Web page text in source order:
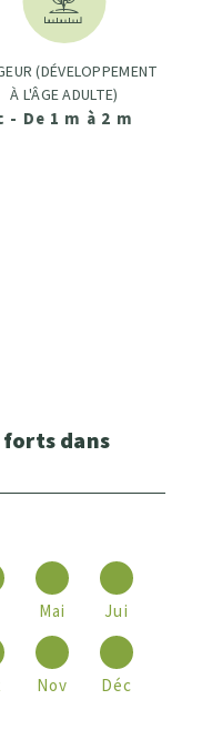
(DÉVELOPPEMENT
À L'ÂGE ADULTE)
- De 1 m à 2 m
dans
Mai Jui
Nov Déc